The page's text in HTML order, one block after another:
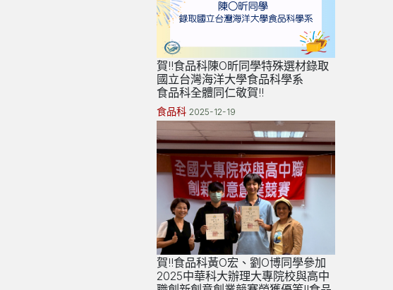
賀!!食品科陳O昕同學特殊選材錄取
國立台灣海洋大學食品科學系
食品科全體同仁敬賀!!
食品科2025-12-19
賀!!食品科黃O宏、劉O博同學參加
2025中華科大辦理大專院校與高中